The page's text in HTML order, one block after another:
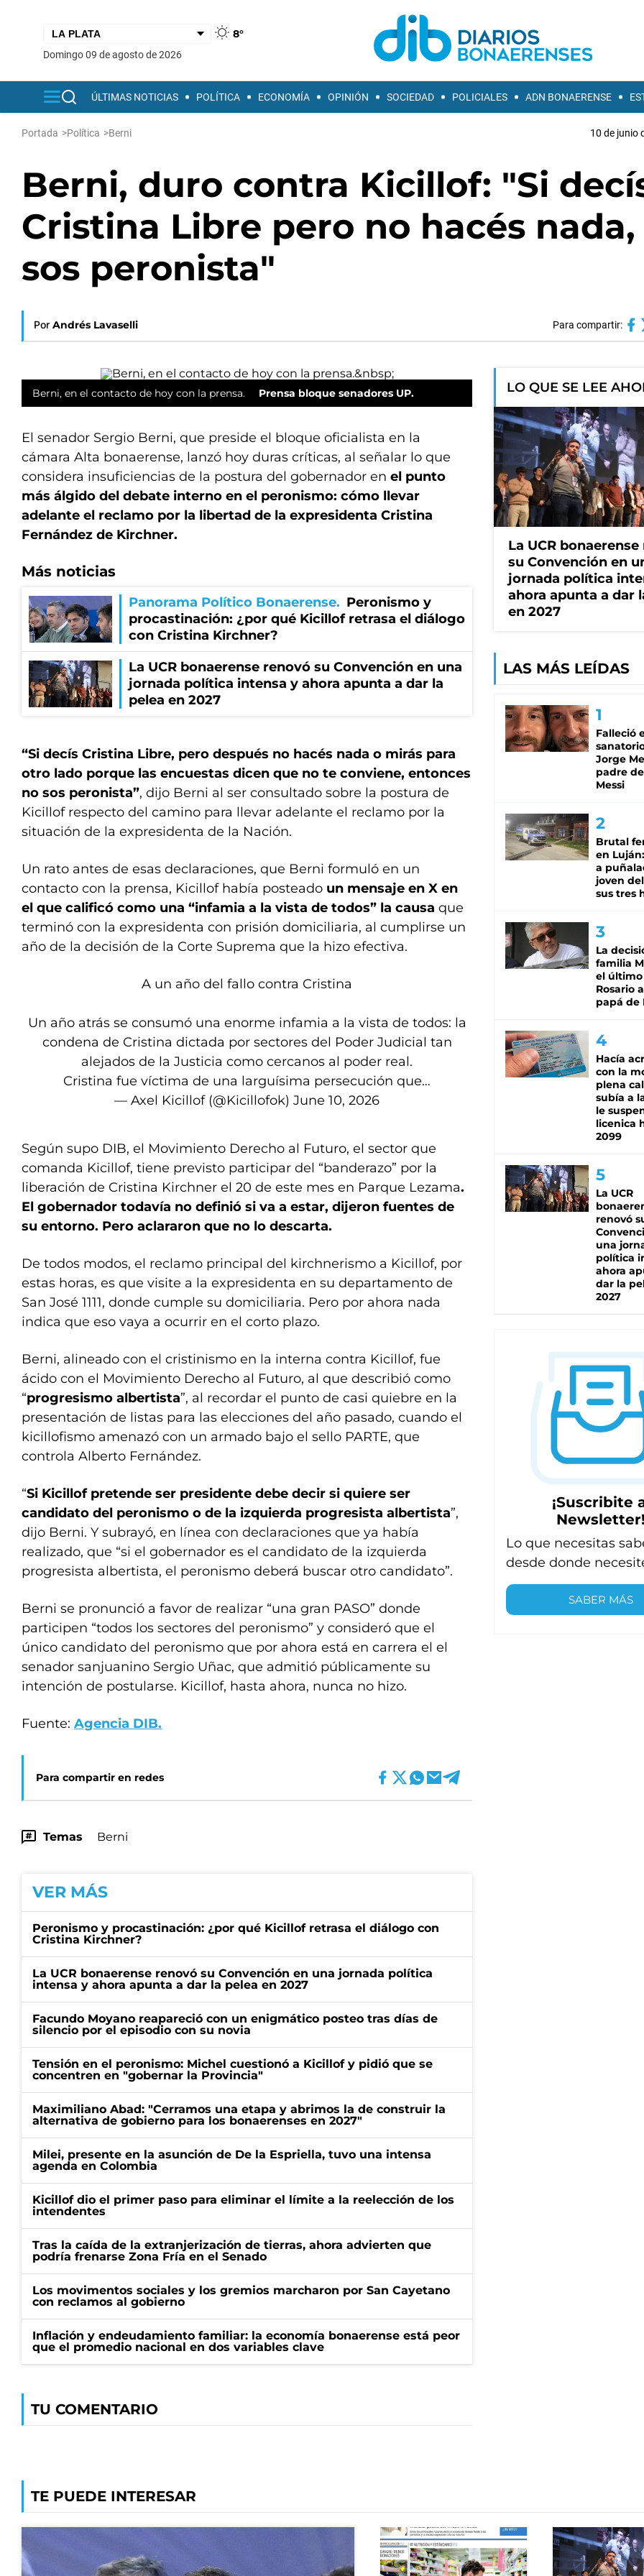
8°
domingo 09 de agosto de 2026
ÚLTIMAS NOTICIAS POLÍTICA ECONOMÍA OPINIÓN SOCIEDAD POLICIALES ADN BONAERENSE
Portada >Política >Berni 10 de junio
Berni, duro contra Kicillof: "Si
Cristina Libre pero no hacés
sos peronista"
Por Andrés Lavaselli Para compartir:
Berni, en el contacto de hoy con la prensa. Prensa bloque senadores UP.
El senador Sergio Berni, que preside el bloque oficialista en la
cámara Alta bonaerense, lanzó hoy duras críticas, al señalar lo que
considera insuficiencias de la postura del gobernador en el punto
más álgido del debate interno en el peronismo: cómo llevar
adelante el reclamo por la libertad de la expresidenta Cristina
Fernández de Kirchner.
Más noticias
Panorama Político Bonaerense
Peronismo y
procastinación: ¿por qué Kicillof retrasa el diálogo
con Cristina Kirchner?
La UCR bonaerense renovó su Convención en una
jornada política intensa y ahora apunta a dar la
pelea en 2027
“Si decís Cristina Libre, pero después no hacés nada o mirás para
otro lado porque las encuestas dicen que no te conviene, entonces
no sos peronista”, dijo Berni al ser consultado sobre la postura de
Kicillof respecto del camino para llevar adelante el reclamo por la
situación de la expresidenta de la Nación.
Un rato antes de esas declaraciones, que Berni formuló en un
contacto con la prensa, Kicillof había posteado un mensaje en X en
el que calificó como una “infamia a la vista de todos” la causa que
terminó con la expresidenta con prisión domiciliaria, al cumplirse un
año de la decisión de la Corte Suprema que la hizo efectiva.
A un año del fallo contra Cristina
Un año atrás se consumó una enorme infamia a la vista de todos: la
condena de Cristina dictada por sectores del Poder Judicial tan
alejados de la Justicia como cercanos al poder real.
Cristina fue víctima de una larguísima persecución que…
— Axel Kicillof (@Kicillofok) June 10, 2026
Según supo DIB, el Movimiento Derecho al Futuro, el sector que
comanda Kicillof, tiene previsto participar del “banderazo” por la
liberación de Cristina Kirchner el 20 de este mes en Parque Lezama.
El gobernador todavía no definió si va a estar, dijeron fuentes de
su entorno. Pero aclararon que no lo descarta.
De todos modos, el reclamo principal del kirchnerismo a Kicillof, por
estas horas, es que visite a la expresidenta en su departamento de
San José 1111, donde cumple su domiciliaria. Pero por ahora nada
indica que eso vaya a ocurrir en el corto plazo.
Berni, alineado con el cristinismo en la interna contra Kicillof, fue
ácido con el Movimiento Derecho al Futuro, al que describió como
“progresismo albertista”, al recordar el punto de casi quiebre en la
presentación de listas para las elecciones del año pasado, cuando el
kicillofismo amenazó con un armado bajo el sello PARTE, que
controla Alberto Fernández.
“Si Kicillof pretende ser presidente debe decir si quiere ser
candidato del peronismo o de la izquierda progresista albertista”,
dijo Berni. Y subrayó, en línea con declaraciones que ya había
realizado, que “si el gobernador es el candidato de la izquierda
progresista albertista, el peronismo deberá buscar otro candidato”.
Berni se pronunció a favor de realizar “una gran PASO” donde
participen “todos los sectores del peronismo” y consideró que el
único candidato del peronismo que por ahora está en carrera el el
senador sanjuanino Sergio Uñac, que admitió públicamente su
intención de postularse. Kicillof, hasta ahora, nunca no hizo.
Fuente: Agencia DIB.
Para compartir en redes
Temas Berni
VER MÁS
Peronismo y procastinación: ¿por qué Kicillof retrasa el diálogo con
Cristina Kirchner?
La UCR bonaerense renovó su Convención en una jornada política
intensa y ahora apunta a dar la pelea en 2027
Facundo Moyano reapareció con un enigmático posteo tras días de
silencio por el episodio con su novia
Tensión en el peronismo: Michel cuestionó a Kicillof y pidió que se
concentren en "gobernar la Provincia"
Maximiliano Abad: "Cerramos una etapa y abrimos la de construir la
alternativa de gobierno para los bonaerenses en 2027"
Milei, presente en la asunción de De la Espriella, tuvo una intensa
agenda en Colombia
Kicillof dio el primer paso para eliminar el límite a la reelección de los
intendentes
Tras la caída de la extranjerización de tierras, ahora advierten que
podría frenarse Zona Fría en el Senado
Los movimentos sociales y los gremios marcharon por San Cayetano
con reclamos al gobierno
Inflación y endeudamiento familiar: la economía bonaerense está peor
que el promedio nacional en dos variables clave
TU COMENTARIO
LO QUE SE LEE
La UCR
su Convención en
jornada política
ahora apunta a dar
en 2027
LAS MÁS LEÍDAS
Falleció
Jorge
padre
Messi
Brutal
en
a
joven
sus tres
La
familia
el último
Rosario
papá de
Hacía
con la
plena
subía a
le
licenica
2099
La UCR
renovó
una
política
ahora
dar la
2027
¡Suscribite
Newsletter!
Lo que necesitas
desde donde
SABER MÁS
TE PUEDE INTERESAR